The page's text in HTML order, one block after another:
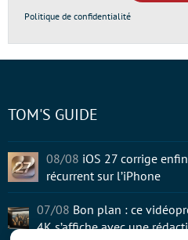
Politique de confidentialité
TOM'S GUIDE
08/08 iOS 27 corrige
récurrent sur l’iPhone
07/08 Bon plan : ce
4K s’affiche avec une